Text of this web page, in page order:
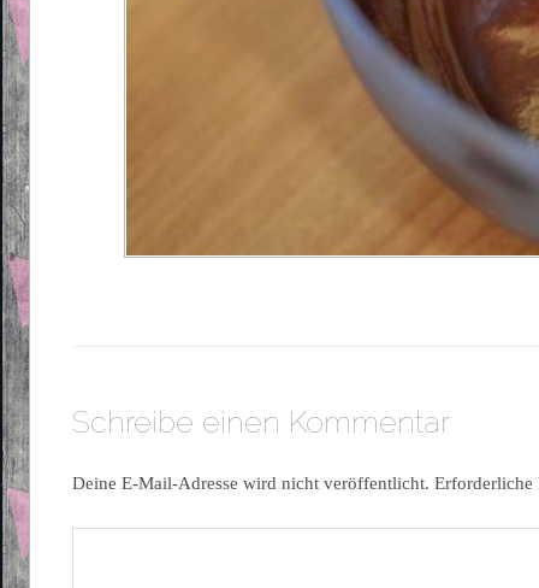
Schreibe einen Kommentar
Deine E-Mail-Adresse wird nicht veröffentlicht.